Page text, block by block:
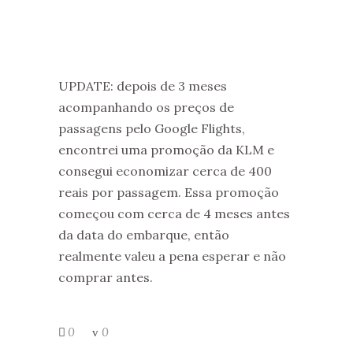
UPDATE: depois de 3 meses
acompanhando os preços de
passagens pelo Google Flights,
encontrei uma promoção da KLM e
consegui economizar cerca de 400
reais por passagem. Essa promoção
começou com cerca de 4 meses antes
da data do embarque, então
realmente valeu a pena esperar e não
comprar antes.
0 0